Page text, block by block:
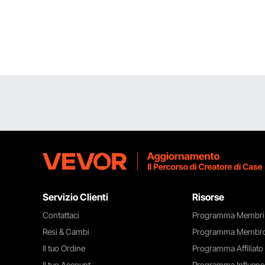
Servizio Clienti
Contattaci
Resi & Cambi
Il tuo Ordine
Risorse
Programma Membri
Programma
Programma Affiliato